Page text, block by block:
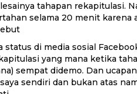
tahapan rekapitulasi.
selama 20 menit karena
di media sosial
yang mana ketika
sempat didemo. Dan
sendiri dan bukan atas